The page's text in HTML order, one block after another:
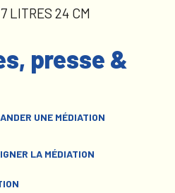
LITRES 24 CM
presse &
UNE MÉDIATION
LA MÉDIATION